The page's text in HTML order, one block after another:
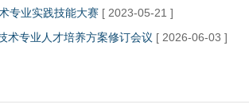
专业实践技能大赛 [ 2023-05-21 ]
术专业人才培养方案修订会议 [ 2026-06-03 ]